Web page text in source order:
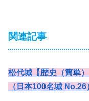
関連記事
松代城【歴史（簡単
（日本100名城 No.26